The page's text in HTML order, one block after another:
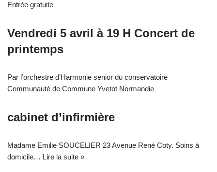
Entrée gratuite
Vendredi 5 avril à 19 H Concert de
printemps
Par l’orchestre d’Harmonie senior du conservatoire
Communauté de Commune Yvetot Normandie
cabinet d’infirmière
Madame Emilie SOUCELIER 23 Avenue René Coty. Soins à
domicile… Lire la suite »